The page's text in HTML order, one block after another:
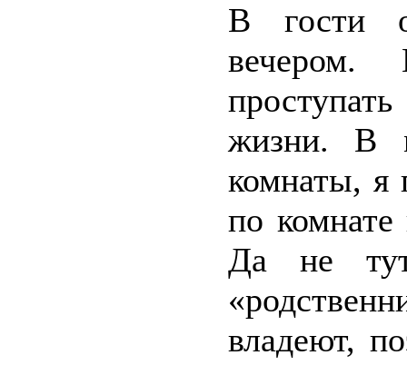
В гости
вечером.
жизни. В
комнаты, я
по
Да не
владеют,